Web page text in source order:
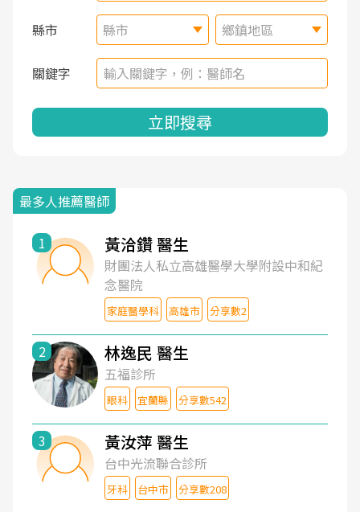
縣市 縣市 鄉鎮地區
關鍵字
立即搜尋
最多人推薦醫師
1 黃洽鑽 醫生
財團法人私立高雄醫學大學附設中和紀
念醫院
家庭醫學科 高雄市 分享數2
2 林逸民 醫生
五福診所
眼科 宜蘭縣 分享數542
3 黃汝萍 醫生
台中光流聯合診所
牙科 台中市 分享數208